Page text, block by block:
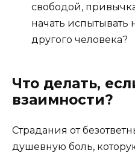
свободой,
начать испытывать
другого человека?
Что делать,
взаимности?
Страдания от
душевную боль,